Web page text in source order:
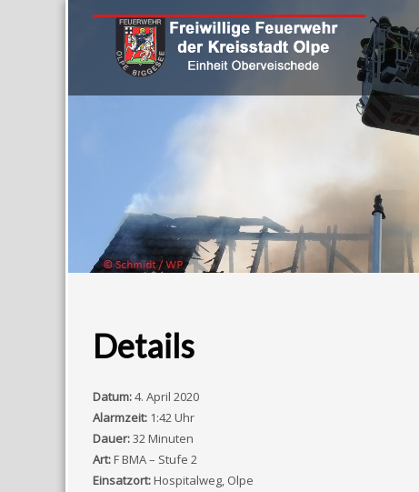
Details
Datum:4. April 2020
Alarmzeit: 1:42 Uhr
Dauer:32 Minuten
Art:F BMA – Stufe 2
Einsatzort:Hospitalweg, Olpe